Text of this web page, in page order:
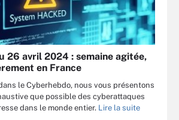
26 avril 2024 : semaine agitée,
en France
le Cyberhebdo, nous vous présentons
que possible des cyberattaques
dans le monde entier. Lire la suite